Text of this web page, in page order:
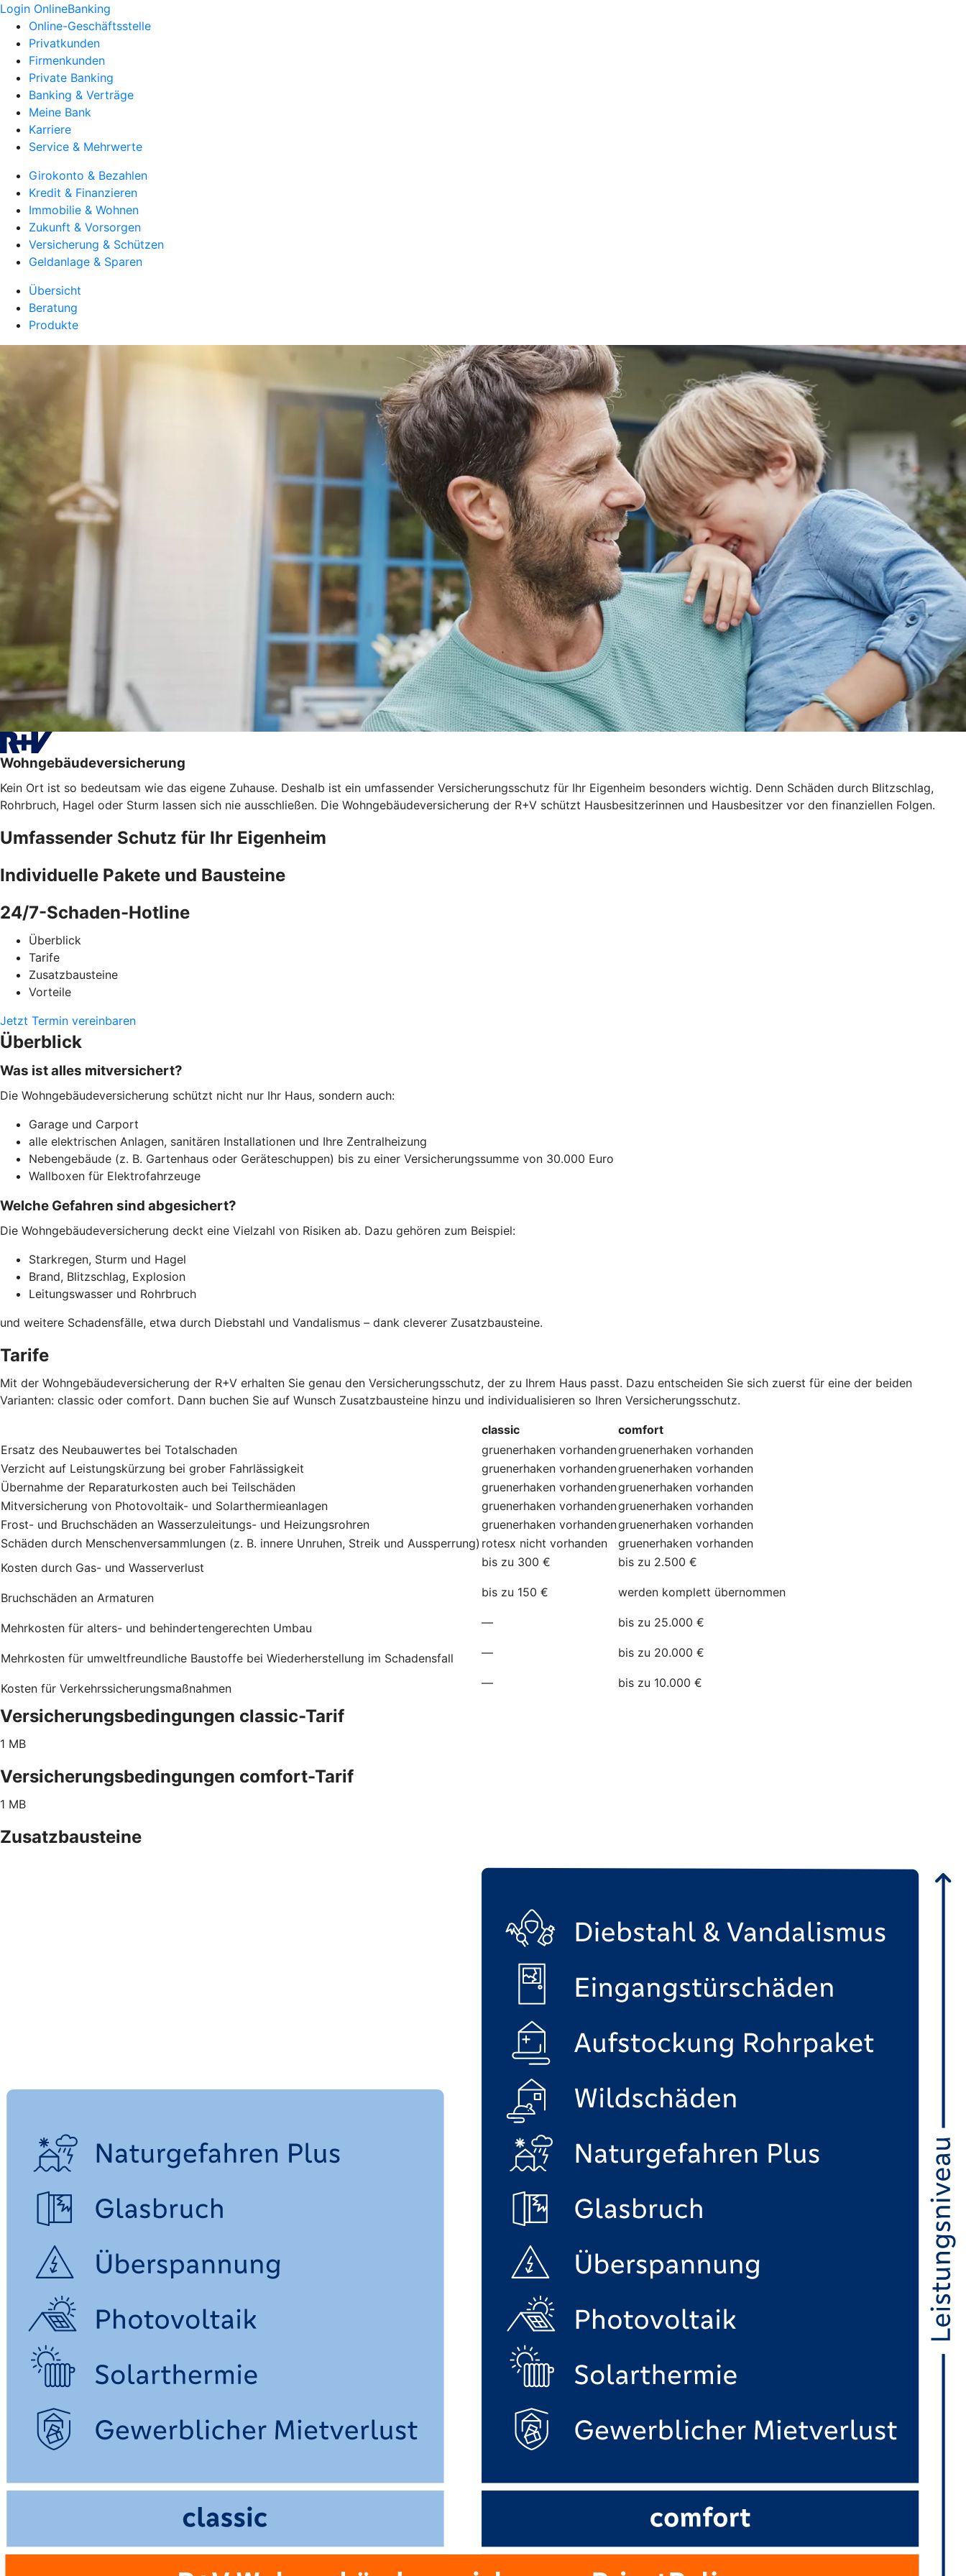
Login OnlineBanking
Online-Geschäftsstelle
Privatkunden
Firmenkunden
Private Banking
Banking & Verträge
Meine Bank
Karriere
Service & Mehrwerte
Girokonto & Bezahlen
Kredit & Finanzieren
Immobilie & Wohnen
Zukunft & Vorsorgen
Versicherung & Schützen
Geldanlage & Sparen
Übersicht
Beratung
Produkte
Wohngebäudeversicherung
Kein Ort ist so bedeutsam wie das eigene Zuhause. Deshalb ist ein umfassender Versicherungsschutz für Ihr Eigenheim besonders wichtig. Denn Schäden durch Blitzschlag,
Rohrbruch, Hagel oder Sturm lassen sich nie ausschließen. Die Wohngebäudeversicherung der R+V schützt Hausbesitzerinnen und Hausbesitzer vor den finanziellen Folgen.
Umfassender Schutz für Ihr Eigenheim
Individuelle Pakete und Bausteine
24/7-Schaden-Hotline
Überblick
Tarife
Zusatzbausteine
Vorteile
Jetzt Termin vereinbaren
Überblick
Was ist alles mitversichert?
Die Wohngebäudeversicherung schützt nicht nur Ihr Haus, sondern auch:
Garage und Carport
alle elektrischen Anlagen, sanitären Installationen und Ihre Zentralheizung
Nebengebäude (z. B. Gartenhaus oder Geräteschuppen) bis zu einer Versicherungssumme von 30.000 Euro
Wallboxen für Elektrofahrzeuge
Welche Gefahren sind abgesichert?
Die Wohngebäudeversicherung deckt eine Vielzahl von Risiken ab. Dazu gehören zum Beispiel:
Starkregen, Sturm und Hagel
Brand, Blitzschlag, Explosion
Leitungswasser und Rohrbruch
und weitere Schadensfälle, etwa durch Diebstahl und Vandalismus – dank cleverer Zusatzbausteine.
Tarife
Mit der Wohngebäudeversicherung der R+V erhalten Sie genau den Versicherungsschutz, der zu Ihrem Haus passt. Dazu entscheiden Sie sich zuerst für eine der beiden
Varianten: classic oder comfort. Dann buchen Sie auf Wunsch Zusatzbausteine hinzu und individualisieren so Ihren Versicherungsschutz.
classic
comfort
Ersatz des Neubauwertes bei Totalschaden
gruenerhaken vorhandengruenerhaken vorhanden
Verzicht auf Leistungskürzung bei grober Fahrlässigkeit
gruenerhaken vorhandengruenerhaken vorhanden
Übernahme der Reparaturkosten auch bei Teilschäden
gruenerhaken vorhandengruenerhaken vorhanden
Mitversicherung von Photovoltaik- und Solarthermieanlagen
gruenerhaken vorhandengruenerhaken vorhanden
Frost- und Bruchschäden an Wasserzuleitungs- und Heizungsrohren
gruenerhaken vorhandengruenerhaken vorhanden
Schäden durch Menschenversammlungen (z. B. innere Unruhen, Streik und Aussperrung) rotesx nicht vorhanden gruenerhaken vorhanden
Kosten durch Gas- und Wasserverlust
bis zu 300 € bis zu 2.500 €
Bruchschäden an Armaturen bis zu 150 € werden komplett übernommen
Mehrkosten für alters- und behindertengerechten Umbau — bis zu 25.000 €
Mehrkosten für umweltfreundliche Baustoffe bei Wiederherstellung im Schadensfall — bis zu 20.000 €
Kosten für Verkehrssicherungsmaßnahmen — bis zu 10.000 €
Versicherungsbedingungen classic-Tarif
1 MB
Versicherungsbedingungen comfort-Tarif
1 MB
Zusatzbausteine